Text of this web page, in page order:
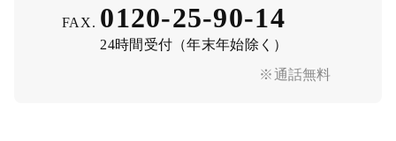
※通話無料
FAX. 0120-25-90-14
24時間受付（年末年始除く）